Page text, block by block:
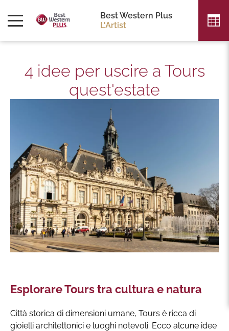
Best Western Plus
L'Artist
4 idee per uscire a Tours
quest'estate
Esplorare Tours tra cultura e natura
Città storica di dimensioni umane, Tours è ricca di
gioielli architettonici e luoghi notevoli. Ecco alcune idee